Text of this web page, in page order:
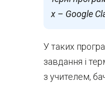
х – Google
У таких
завдання і
з учителем,